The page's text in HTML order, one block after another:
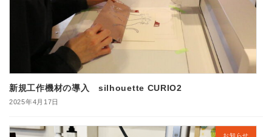
新規工作機材の導入 silhouette CURIO2
2025年4月17日
お知らせ